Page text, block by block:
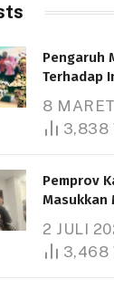
Pengaruh
Terhadap
8
3,838
Pemprov
Masukkan
Bantuan
Gratispol
2 JULI
3,468